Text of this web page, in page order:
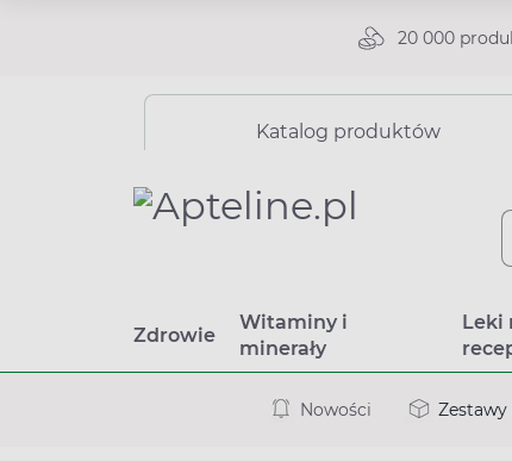
20 000
Katalog produktów
Zdrowie
Witaminy i
minerały
Leki
Nowości